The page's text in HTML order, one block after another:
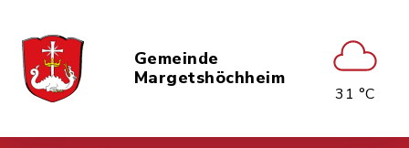
Gemeinde
Margetshöchheim
31 °C